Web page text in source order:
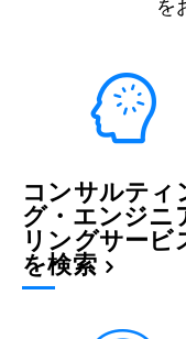
を
コンサルティ
グ・エンジニ
リングサービ
を検索